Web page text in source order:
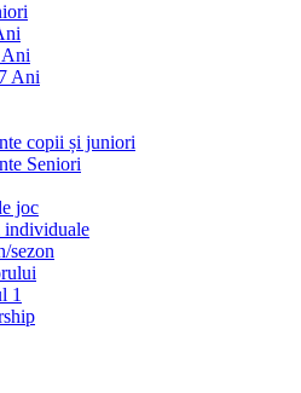
Ani
copii și juniori
Seniori
joc
individuale
sezon
1